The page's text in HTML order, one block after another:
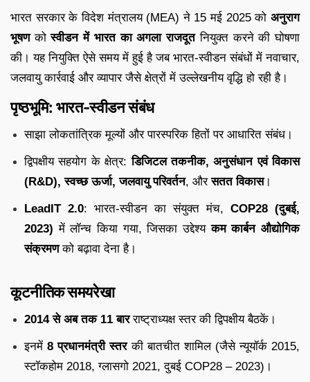
भारतसरकारकेविदेशमंत्रालय (MEA)ने 15 मई 2025 कोअनुराग
भूषण कोस्वीडनमें भारतकाअगलाराजदूत नियुक्तकरनेकीघोषणा
की।यहनियुक्तिऐसेसमयमेंहुईहैजब भारत-स्वीडनसंबंधोंमेंनवाचार,
जलवायुकार्रवाई औरव्यापारजैसे क्षेत्रोंमेंउल्लेखनीयवृद्धिहोरहीहै।
पृष्ठभूमि: भारत-स्वीडनसंबंध
साझालोकतांत्रिकमूल्यों औरपारस्परिकहितोंपर आधारितसंबंध।
द्विपक्षीयसहयोगकेक्षेत्र:डिजिटलतकनीक,अनुसंधानएवंविकास
(R&D),स्वच्छऊर्जा,जलवायुपरिवर्तन, औरसततविकास।
LeadIT 2.0: भारत-स्वीडनकासंयुक्तमंच, COP28 (दुबई,
2023) मेंलॉन्चकियागया,जिसकाउद्देश्यकमकार्बनऔद्योगिक
संक्रमण कोबढ़ावादेनाहै।
कूटनीतिकसमयरेखा
2014सेअबतक 11बार राष्ट्राध्यक्षस्तरकीद्विपक्षीयबैठकें।
इनमें8प्रधानमंत्रीस्तर कीबातचीतशामिल (जैसेन्यूयॉर्क 2015,
स्टॉकहोम 2018,ग्लासगो 2021,दुबई COP28 – 2023)।